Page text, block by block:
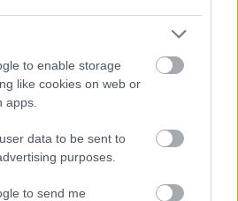
to enable storage
like cookies on web or
apps.
data to be sent to
purposes.
to send me